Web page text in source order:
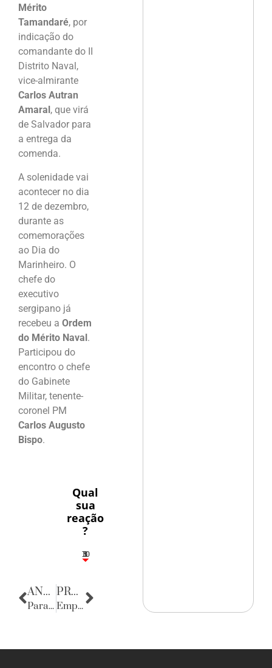
Mérito
Tamandaré, por
indicação do
comandante do II
Distrito Naval,
vice-almirante
Carlos Autran
Amaral , que virá
de Salvador para
a entrega da
comenda.
A solenidade vai
acontecer no dia
12 de dezembro,
durante as
comemorações
ao Dia do
Marinheiro. O
chefe do
executivo
sergipano já
recebeu a Ordem
do Mérito Naval.
Participou do
encontro o chefe
do Gabinete
Militar, tenente-
coronel PM
Carlos Augusto
Bispo.
Qual
sua
reação
?
5
1
1
3
10
ANTERIOR
Parabéns
PRÓXIMA
Empresas & Negócios